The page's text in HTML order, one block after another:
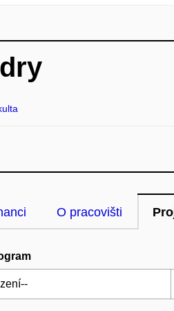
O pracovišti